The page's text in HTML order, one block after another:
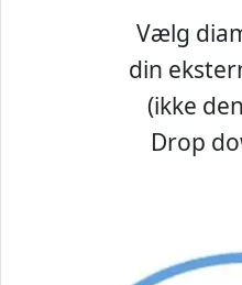
Vælg
din
(ikke
Drop